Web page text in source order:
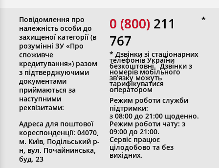
Повідомлення про
належність особи до
захищеної категорії (в
розумінні ЗУ «Про
споживче
кредитування») разом
з підтверджуючими
документами
приймаються за
наступними
реквізитами:
Адреса для поштової
кореспонденції: 04070,
м. Київ, Подільський р-
н, вул. Почайнинська,
буд. 23
0 (800)
0 (800) 211
767
* Дзвінки зі стаціонарних
телефонів України
безкоштовні. Дзвінки з
номерів мобільного
зв’язку можуть
тарифікуватися
оператором
Режим роботи служби
підтримки:
з 08:00 до 21:00 щоденно.
Режим роботи чату: з
09:00 до 21:00.
Сервіс працює
цілодобово та без
вихідних.